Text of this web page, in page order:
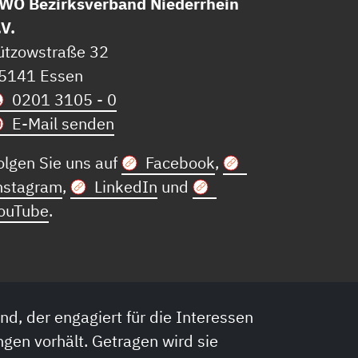
32
Essen
0201 3105 - 0
E-Mail senden
Sie uns auf
Facebook,
, LinkedIn und
.
der engagiert für die Interessen
vorhält. Getragen wird sie